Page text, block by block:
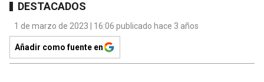
DESTACADOS
1 de marzo de 2023 | 16:06 publicado hace 3 años
Añadir como fuente en